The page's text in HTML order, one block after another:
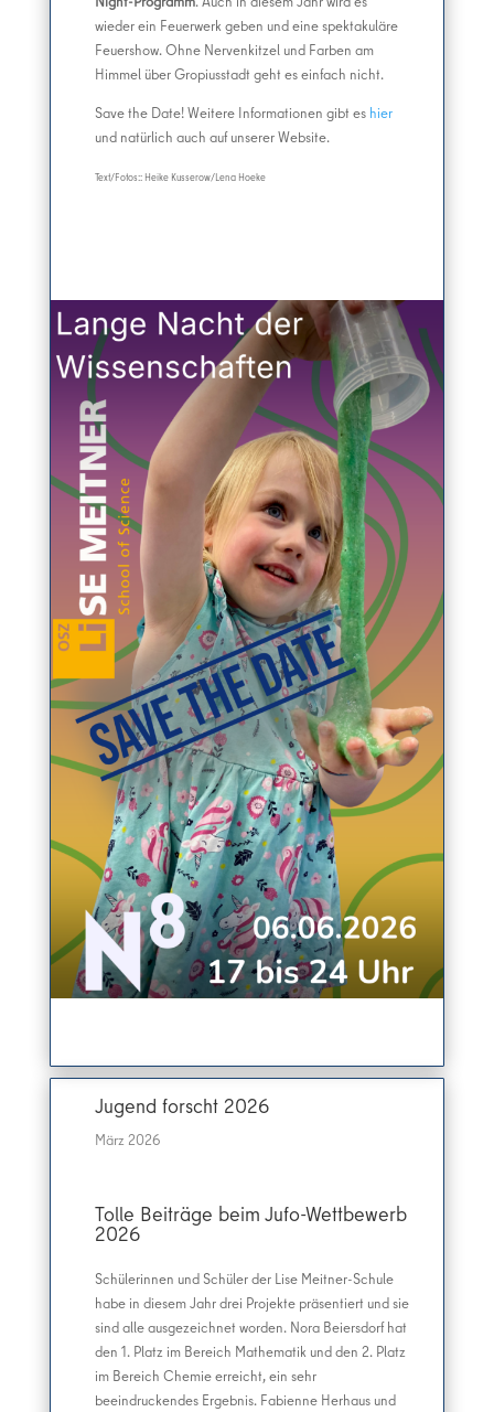
wieder ein Feuerwerk geben und eine spektakuläre
Feuershow. Ohne Nervenkitzel und Farben am
Himmel über Gropiusstadt geht es einfach nicht.
Save the Date! Weitere Informationen gibt es hier
und natürlich auch auf unserer Website.
Text/Fotos:: Heike Kusserow/Lena Hoeke
Jugend forscht 2026
März 2026
Tolle Beiträge beim Jufo-Wettbewerb
2026
Schülerinnen und Schüler der Lise Meitner-Schule
habe in diesem Jahr drei Projekte präsentiert und sie
sind alle ausgezeichnet worden. Nora Beiersdorf hat
den 1. Platz im Bereich Mathematik und den 2. Platz
im Bereich Chemie erreicht, ein sehr
beeindruckendes Ergebnis. Fabienne Herhaus und